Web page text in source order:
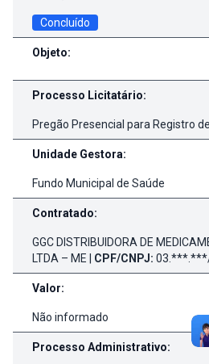
Concluído
Objeto:
Processo Licitatário:
Pregão Presencial para Registro
Unidade Gestora:
Fundo Municipal de Saúde
Contratado:
GGC DISTRIBUIDORA DE
LTDA – ME | CPF/CNPJ:
Valor:
Não informado
Processo Administrativo: